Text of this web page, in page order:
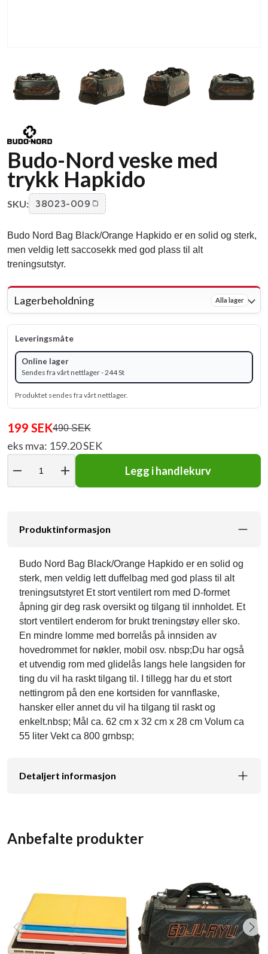
Budo-Nord veske med
trykk Hapkido
SKU: 38023-009
Budo Nord Bag Black/Orange Hapkido er en solid og sterk,
men veldig lett saccosekk med god plass til alt
treningsutstyr.
Lagerbeholdning Alla lager
Leveringsmåte
Online lager
Sendes fra vårt nettlager - 244 St
Produktet sendes fra vårt nettlager.
199 SEK490 SEK
eks mva: 159.20 SEK
remove add Legg i handlekurv
Produktinformasjon
Budo Nord Bag Black/Orange Hapkido er en solid og
sterk, men veldig lett duffelbag med god plass til alt
treningsutstyret Et stort ventilert rom med D-formet
åpning gir deg rask oversikt og tilgang til innholdet. Et
stort ventilert enderom for brukt treningstøy eller sko.
En mindre lomme med borrelås på innsiden av
hovedrommet for nøkler, mobil osv. nbsp;Du har også
et utvendig rom med glidelås langs hele langsiden for
ting du vil ha raskt tilgang til. I tillegg har du et stort
nettingrom på den ene kortsiden for vannflaske,
hansker eller annet du vil ha tilgang til raskt og
enkelt.nbsp; Mål ca. 62 cm x 32 cm x 28 cm Volum ca
55 liter Vekt ca 800 grnbsp;
Detaljert informasjon
Anbefalte produkter